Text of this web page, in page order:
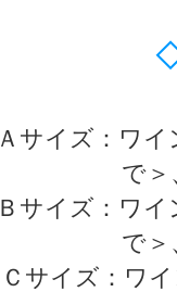
Ａサイズ：ワ
で
Ｂサイズ：ワ
で
Ｃサイズ：ワ